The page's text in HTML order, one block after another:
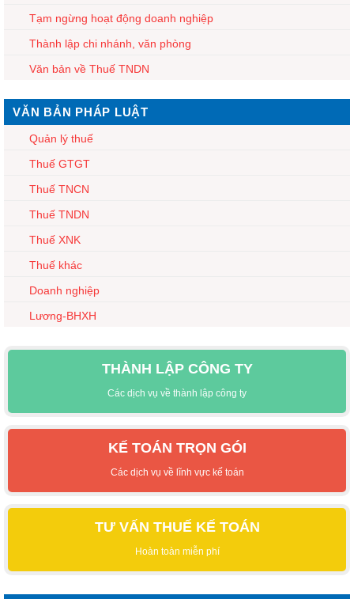
Tạm ngừng hoạt động doanh nghiệp
Thành lập chi nhánh, văn phòng
Văn bản về Thuế TNDN
VĂN BẢN PHÁP LUẬT
Quản lý thuế
Thuế GTGT
Thuế TNCN
Thuế TNDN
Thuế XNK
Thuế khác
Doanh nghiệp
Lương-BHXH
THÀNH LẬP CÔNG TY
Các dịch vụ về thành lập công ty
KẾ TOÁN TRỌN GÓI
Các dịch vụ về lĩnh vực kế toán
TƯ VẤN THUẾ KẾ TOÁN
Hoàn toàn miễn phí